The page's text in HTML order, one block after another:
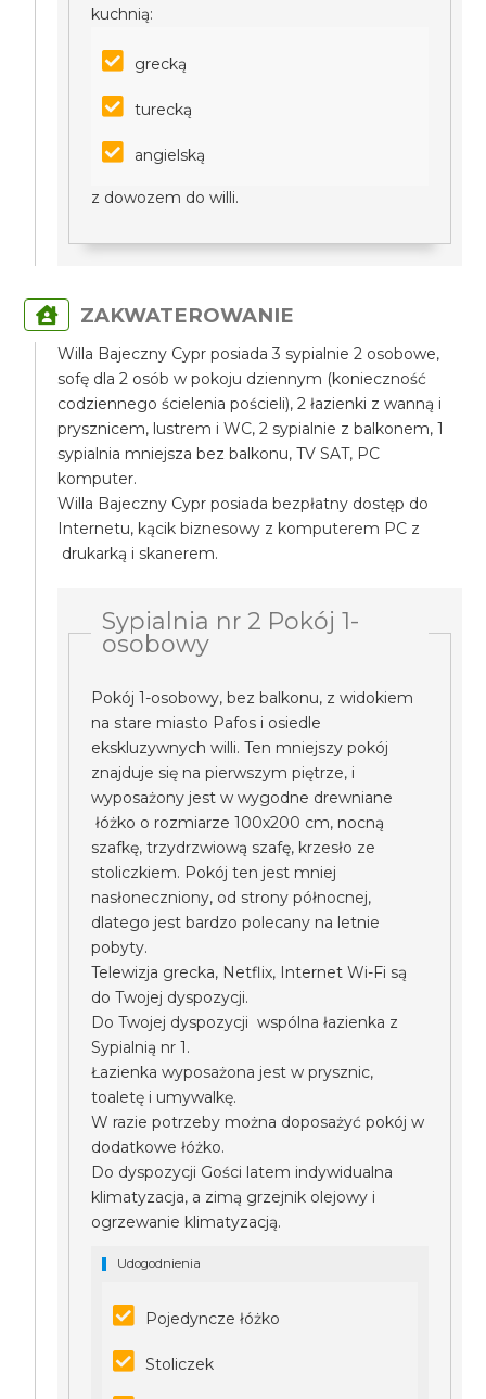
kuchnią:
grecką
turecką
angielską
z dowozem do willi.
ZAKWATEROWANIE
Willa Bajeczny Cypr posiada 3 sypialnie 2 osobowe,
sofę dla 2 osób w pokoju dziennym (konieczność
codziennego ścielenia pościeli), 2 łazienki z wanną i
prysznicem, lustrem i WC, 2 sypialnie z balkonem, 1
sypialnia mniejsza bez balkonu, TV SAT, PC
komputer.
Willa Bajeczny Cypr posiada bezpłatny dostęp do
Internetu, kącik biznesowy z komputerem PC z
drukarką i skanerem.
Sypialnia nr 2 Pokój 1-
osobowy
Pokój 1-osobowy, bez balkonu, z widokiem
na stare miasto Pafos i osiedle
ekskluzywnych willi. Ten mniejszy pokój
znajduje się na pierwszym piętrze, i
wyposażony jest w wygodne drewniane
łóżko o rozmiarze 100x200 cm, nocną
szafkę, trzydrzwiową szafę, krzesło ze
stoliczkiem. Pokój ten jest mniej
nasłoneczniony, od strony północnej,
dlatego jest bardzo polecany na letnie
pobyty.
Telewizja grecka, Netflix, Internet Wi-Fi są
do Twojej dyspozycji.
Do Twojej dyspozycji wspólna łazienka z
Sypialnią nr 1.
Łazienka wyposażona jest w prysznic,
toaletę i umywalkę.
W razie potrzeby można doposażyć pokój w
dodatkowe łóżko.
Do dyspozycji Gości latem indywidualna
klimatyzacja, a zimą grzejnik olejowy i
ogrzewanie klimatyzacją.
Udogodnienia
Pojedyncze łóżko
Stoliczek